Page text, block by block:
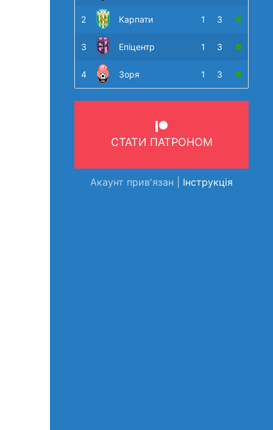
2 Карпати 1 3
3 Епіцентр 1 3
4 Зоря 1 3
СТАТИ ПАТРОНОМ
Акаунт прив'язан | Інструкція